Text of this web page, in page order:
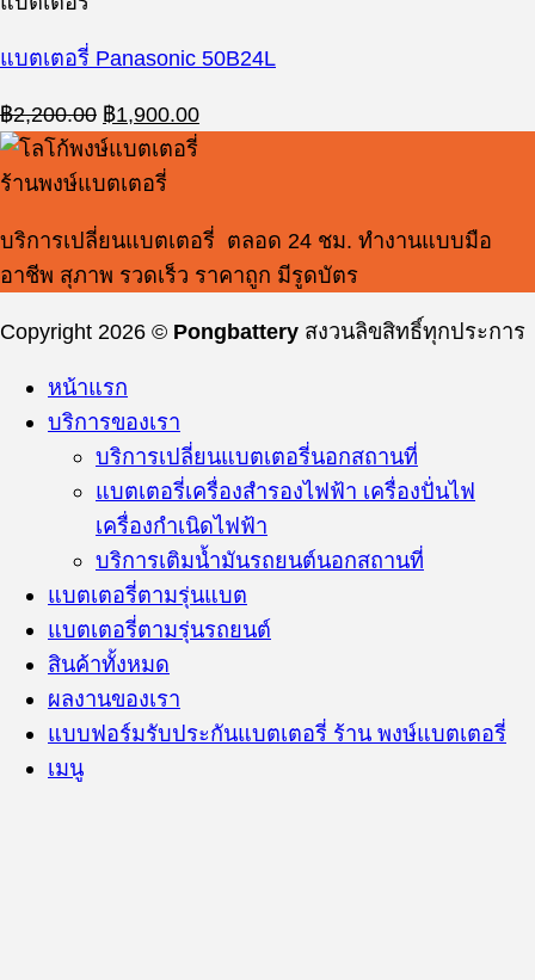
แบตเตอรี่ Panasonic 50B24L
฿2,200.00 Original
price
was:
฿2,200.00.
฿1,900.00Current
price
ร้านพงษ์แบตเตอรี่
บริการเปลี่ยนแบตเตอรี่ ตลอด 24 ชม. ทำงานแบบมือ
อาชีพ สุภาพ รวดเร็ว ราคาถูก มีรูดบัตร
Copyright 2026 © Pongbattery สงวนลิขสิทธิ์ทุกประการ
หน้าแรก
บริการของเรา
บริการเปลี่ยนแบตเตอรี่นอกสถานที่
แบตเตอรี่เครื่องสำรองไฟฟ้า เครื่องปั่นไฟ
เครื่องกำเนิดไฟฟ้า
บริการเติมน้ำมันรถยนต์นอกสถานที่
แบตเตอรี่ตามรุ่นแบต
แบตเตอรี่ตามรุ่นรถยนต์
สินค้าทั้งหมด
ผลงานของเรา
แบบฟอร์มรับประกันแบตเตอรี่ ร้าน พงษ์แบตเตอรี่
เมนู